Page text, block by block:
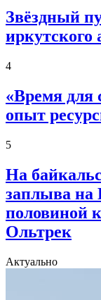
Звёздный
4
«Время для
опыт
5
На
заплыва на
половиной
Ольтрек
Актуально